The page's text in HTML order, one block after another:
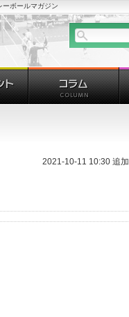
ボールマガジン
2021-10-11 10:30 追加